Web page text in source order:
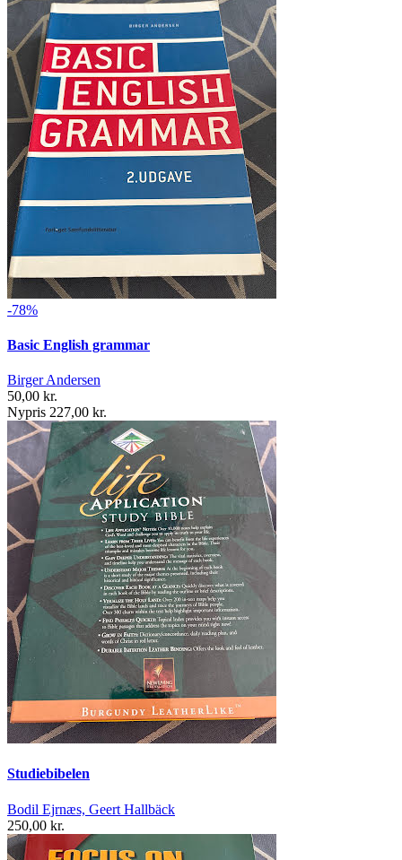
-78%
Basic English grammar
Birger Andersen
50,00 kr.
Nypris 227,00 kr.
Studiebibelen
Bodil Ejrnæs, Geert Hallbäck
250,00 kr.